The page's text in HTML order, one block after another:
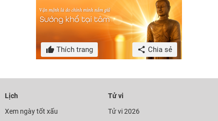
Thích trang Chia sẻ
Lịch
Xem ngày tốt xấu
Tử vi
Tử vi 2026